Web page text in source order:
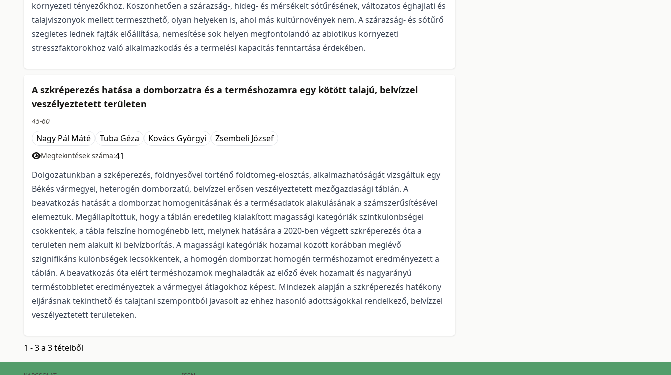
környezeti tényezőkhöz. Köszönhetően a szárazság-, hideg- és mérsékelt sótűrésének, változatos éghajlati és
talajviszonyok mellett termeszthető, olyan helyeken is, ahol más kultúrnövények nem. A szárazság- és sótűrő
szegletes lednek fajták előállítása, nemesítése sok helyen megfontolandó az abiotikus környezeti
stresszfaktorokhoz való alkalmazkodás és a termelési kapacitás fenntartása érdekében.
A szkréperezés hatása a domborzatra és a terméshozamra egy kötött talajú, belvízzel
veszélyeztetett területen
45-60
Nagy Pál Máté Tuba Géza Kovács Györgyi Zsembeli József
Megtekintések száma:41
Dolgozatunkban a szképerezés, földnyesővel történő földtömeg-elosztás, alkalmazhatóságát vizsgáltuk egy
Békés vármegyei, heterogén domborzatú, belvízzel erősen veszélyeztetett mezőgazdasági táblán. A
beavatkozás hatását a domborzat homogenitásának és a termésadatok alakulásának a számszerűsítésével
elemeztük. Megállapítottuk, hogy a táblán eredetileg kialakított magassági kategóriák szintkülönbségei
csökkentek, a tábla felszíne homogénebb lett, melynek hatására a 2020-ben végzett szkréperezés óta a
területen nem alakult ki belvízborítás. A magassági kategóriák hozamai között korábban meglévő
szignifikáns különbségek lecsökkentek, a homogén domborzat homogén terméshozamot eredményezett a
táblán. A beavatkozás óta elért terméshozamok meghaladták az előző évek hozamait és nagyarányú
terméstöbbletet eredményeztek a vármegyei átlagokhoz képest. Mindezek alapján a szkréperezés hatékony
eljárásnak tekinthető és talajtani szempontból javasolt az ehhez hasonló adottságokkal rendelkező, belvízzel
veszélyeztetett területeken.
1 - 3 a 3 tételből